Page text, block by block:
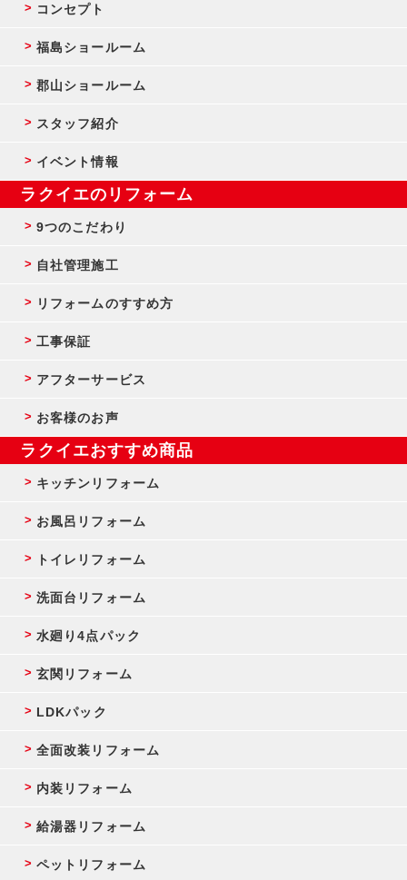
コンセプト
福島ショールーム
郡山ショールーム
スタッフ紹介
イベント情報
ラクイエのリフォーム
9つのこだわり
自社管理施工
リフォームのすすめ方
工事保証
アフターサービス
お客様のお声
ラクイエおすすめ商品
キッチンリフォーム
お風呂リフォーム
トイレリフォーム
洗面台リフォーム
水廻り4点パック
玄関リフォーム
LDKパック
全面改装リフォーム
内装リフォーム
給湯器リフォーム
ペットリフォーム